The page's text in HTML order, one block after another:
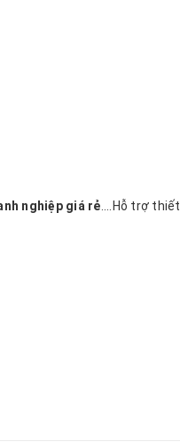
nghiệp giá rẻ ....Hỗ trợ